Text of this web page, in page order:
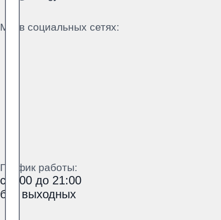
Мы в социальных сетях:
График работы:
с 9:00 до 21:00
без выходных